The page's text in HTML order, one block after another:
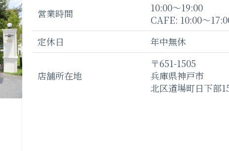
営業時間
10:00〜19:00
CAFE: 10:00〜
定休日
年中無休
店舗所在地
〒651-1505
兵庫県神戸市
北区道場町日下部